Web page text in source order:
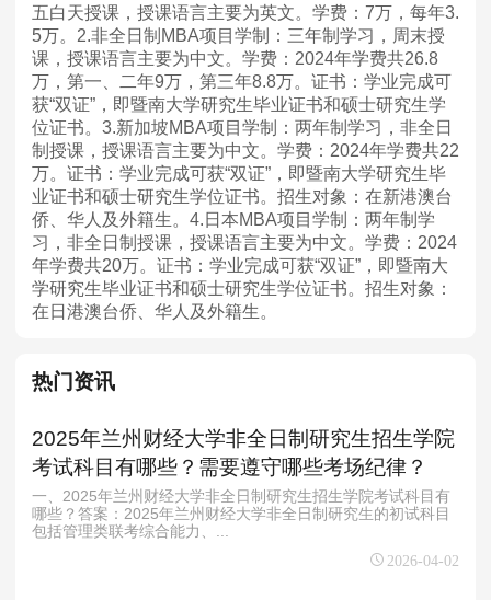
五白天授课，授课语言主要为英文。学费：7万，每年3.
5万。2.非全日制MBA项目学制：三年制学习，周末授
课，授课语言主要为中文。学费：2024年学费共26.8
万，第一、二年9万，第三年8.8万。证书：学业完成可
获“双证”，即暨南大学研究生毕业证书和硕士研究生学
位证书。3.新加坡MBA项目学制：两年制学习，非全日
制授课，授课语言主要为中文。学费：2024年学费共22
万。证书：学业完成可获“双证”，即暨南大学研究生毕
业证书和硕士研究生学位证书。招生对象：在新港澳台
侨、华人及外籍生。4.日本MBA项目学制：两年制学
习，非全日制授课，授课语言主要为中文。学费：2024
年学费共20万。证书：学业完成可获“双证”，即暨南大
学研究生毕业证书和硕士研究生学位证书。招生对象：
在日港澳台侨、华人及外籍生。
热门资讯
2025年兰州财经大学非全日制研究生招生学院
考试科目有哪些？需要遵守哪些考场纪律？
一、2025年兰州财经大学非全日制研究生招生学院考试科目有
哪些？答案：2025年兰州财经大学非全日制研究生的初试科目
包括管理类联考综合能力、...
2026-04-02